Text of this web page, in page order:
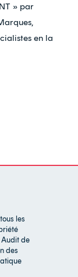
» par
en la
les
Audit de
des